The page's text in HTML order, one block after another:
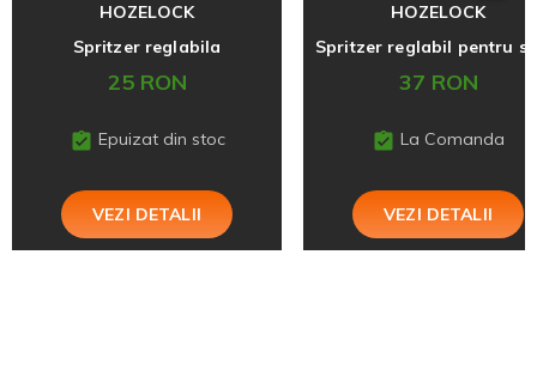
HOZELOCK
Spritzer reglabila
25 RON
Epuizat din stoc
VEZI DETALII
HOZELOCK
37 RON
La Comanda
VEZI DETALII